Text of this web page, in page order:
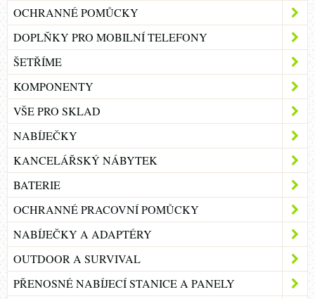
OCHRANNÉ POMŮCKY
DOPLŇKY PRO MOBILNÍ TELEFONY
ŠETŘÍME
KOMPONENTY
VŠE PRO SKLAD
NABÍJEČKY
KANCELÁŘSKÝ NÁBYTEK
BATERIE
OCHRANNÉ PRACOVNÍ POMŮCKY
NABÍJEČKY A ADAPTÉRY
OUTDOOR A SURVIVAL
PŘENOSNÉ NABÍJECÍ STANICE A PANELY